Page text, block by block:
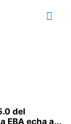
del
EBA echa a...